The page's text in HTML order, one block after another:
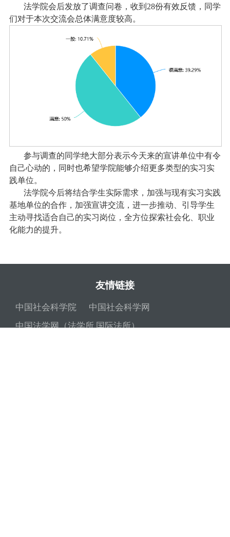
法学院会后发放了调查问卷，收到28份有效反馈，同学
们对于本次交流会总体满意度较高。
参与调查的同学绝大部分表示今天来的宣讲单位中有令
自己心动的，同时也希望学院能够介绍更多类型的实习实
践单位。
法学院今后将结合学生实际需求，加强与现有实习实践
基地单位的合作，加强宣讲交流，进一步推动、引导学生
主动寻找适合自己的实习岗位，全方位探索社会化、职业
化能力的提升。
友情链接
中国社会科学院
中国社会科学网
中国法学网（法学所 国际法所）